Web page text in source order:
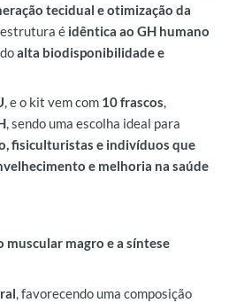
tecidual e otimização da
estrutura é idêntica ao GH humano
alta biodisponibilidade e
, e o kit vem com 10 frascos,
, sendo uma escolha ideal para
fisiculturistas e indivíduos que
e melhoria na saúde
muscular magro e a síntese
, favorecendo uma composição